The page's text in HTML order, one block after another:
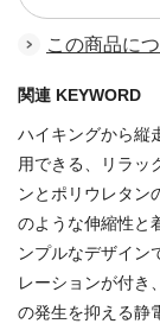
この商品に
関連 KEYWORD
ハイキングから縦
用できる、リラッ
ンとポリウレタン
のような伸縮性と
ンプルなデザイン
レーションが付き
の発生を抑える